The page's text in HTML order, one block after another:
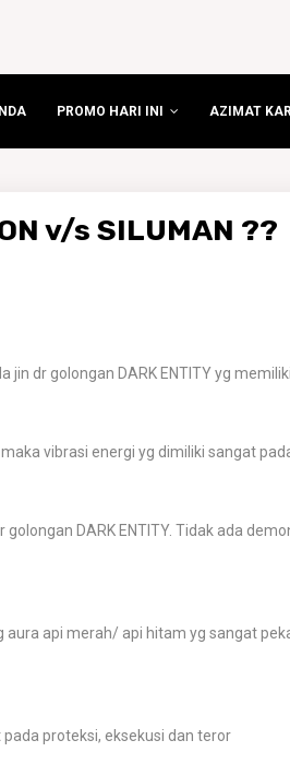
PROMO HARI INI AZIMAT
v/s SILUMAN ??
jin dr golongan DARK ENTITY yg
vibrasi energi yg dimiliki sangat
DARK ENTITY. Tidak ada
api merah/ api hitam yg sangat
proteksi, eksekusi dan teror